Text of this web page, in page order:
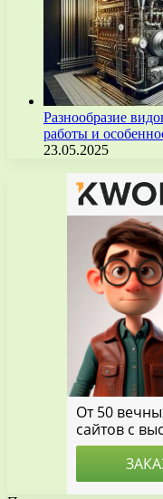
Разнообразие
работы и
23.05.2025